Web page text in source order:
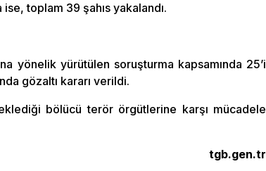
toplam 39 şahıs yakalandı.
yönelik yürütülen soruşturma kapsamında 25’i
gözaltı kararı verildi.
bölücü terör örgütlerine karşı mücadele
tgb.gen.tr